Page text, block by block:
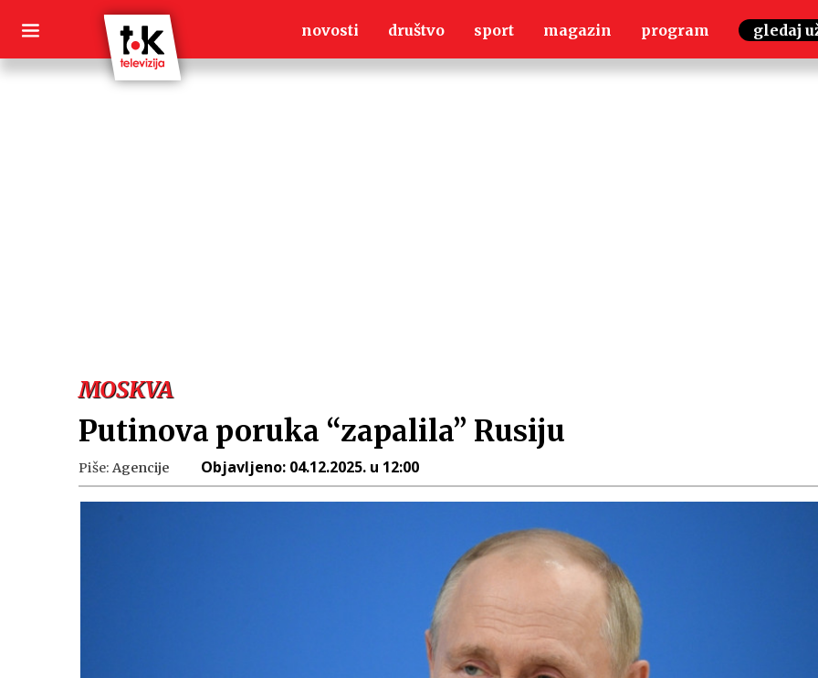
content
novosti društvo sport magazin program gledaj
MOSKVA
Putinova poruka “zapalila” Rusiju
Piše: Agencije Objavljeno: 04.12.2025. u 12:00